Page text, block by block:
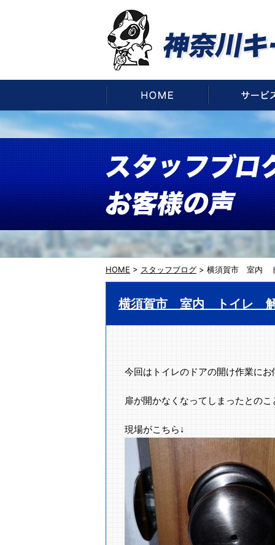
HOME
HOME > スタッフブログ > 横須賀市 室内
横須賀市 室内 トイレ
今回はトイレのドアの開け作業に
扉が開かなくなってしまったとの
現場がこちら↓